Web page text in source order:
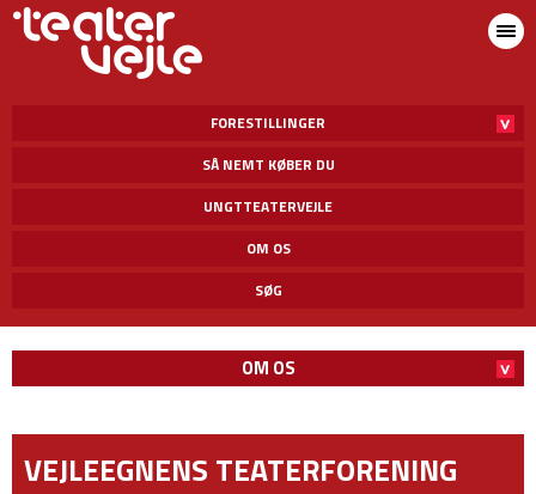
FORESTILLINGER
SÅ NEMT KØBER DU
UNGTTEATERVEJLE
OM OS
SØG
OM OS
VEJLEEGNENS TEATERFORENING